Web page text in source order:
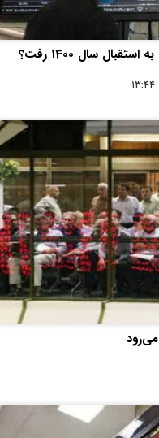
سال 1400 رفت؟